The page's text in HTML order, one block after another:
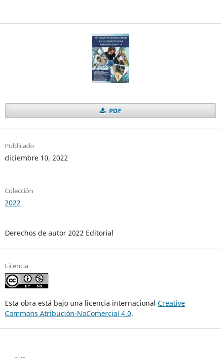
PDF
Publicado
diciembre 10, 2022
Colección
2022
Derechos de autor 2022 Editorial
Licencia
Esta obra está bajo una licencia internacional Creative
Commons Atribución-NoComercial 4.0.